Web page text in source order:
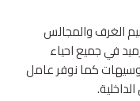
الغرف والمجالس
في جميع احياء
كما نوفر عامل